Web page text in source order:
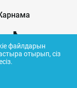
файлдарын
отырып, сіз